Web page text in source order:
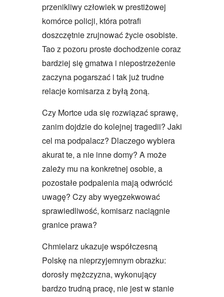
przenikliwy człowiek w prestiżowej
komórce policji, która potrafi
doszczętnie zrujnować życie osobiste.
Tao z pozoru proste dochodzenie coraz
bardziej się gmatwa i niepostrzeżenie
zaczyna pogarszać i tak już trudne
relacje komisarza z byłą żoną.
Czy Mortce uda się rozwiązać sprawę,
zanim dojdzie do kolejnej tragedii? Jaki
cel ma podpalacz? Dlaczego wybiera
akurat te, a nie inne domy? A może
zależy mu na konkretnej osobie, a
pozostałe podpalenia mają odwrócić
uwagę? Czy aby wyegzekwować
sprawiedliwość, komisarz naciągnie
granice prawa?
Chmielarz ukazuje współczesną
Polskę na nieprzyjemnym obrazku:
dorosły mężczyzna, wykonujący
bardzo trudną pracę, nie jest w stanie